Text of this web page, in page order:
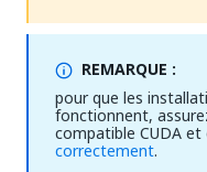
REMARQUE :
pour que les
fonctionnent,
compatible CUDA et
correctement.